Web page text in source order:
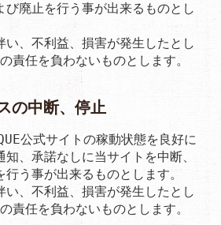
び廃止を行う事が出来るものとし
い、不利益、損害が発生したとし
責任を負わないものとします。
の中断、停止
公式サイトの稼動状態を良好に
、承諾なしに当サイトを中断、
う事が出来るものとします。
い、不利益、損害が発生したとし
責任を負わないものとします。